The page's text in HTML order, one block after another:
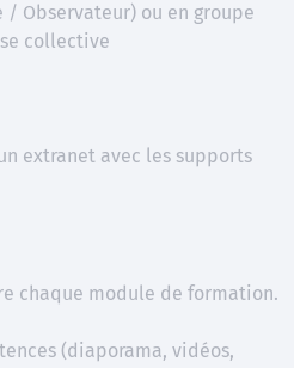
Observateur) ou en groupe
collective
extranet avec les supports
chaque module de formation.
(diaporama, vidéos,